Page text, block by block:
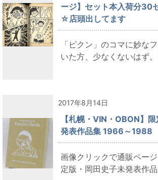
ージ】セット本入荷分30
☆店頭出してます
「ピクン」のコマに妙な
いた方、少なくないはず
2017年8月14日
【札幌・VIN・OBON】
発表作品集 1966～1988
画像クリックで通販ペー
定版・岡田史子未発表作